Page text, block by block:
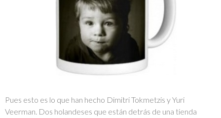
Pues esto es lo que han hecho Dimitri Tokmetzis y Yuri
Veerman. Dos holandeses que están detrás de una tienda